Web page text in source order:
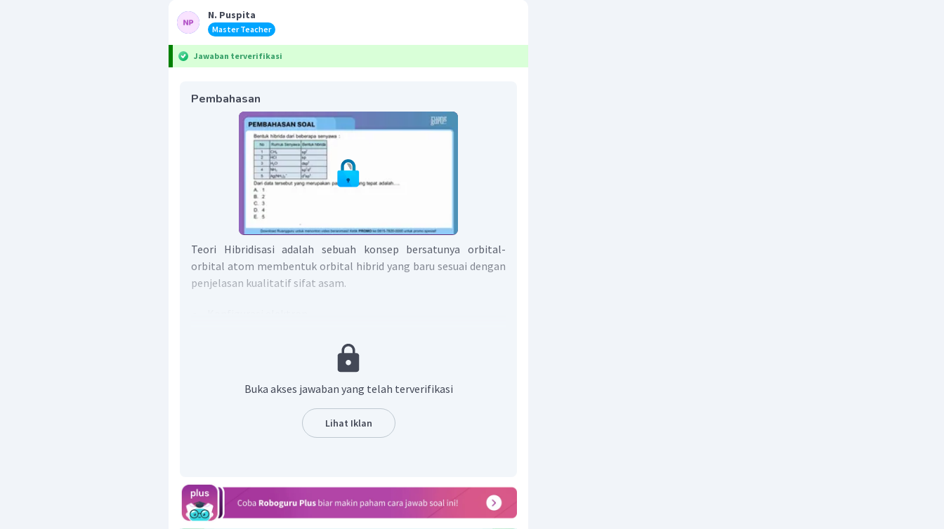
N. Puspita
Master Teacher
Jawaban terverifikasi
Pembahasan
Teori Hibridisasi adalah sebuah konsep bersatunya orbital-
orbital atom membentuk orbital hibrid yang baru sesuai dengan
penjelasan kualitatif sifat asam.
3 2 3
Orbital elektron valensi
Buka akses jawaban yang telah terverifikasi
Lihat Iklan